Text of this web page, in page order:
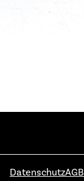
DatenschutzAGB